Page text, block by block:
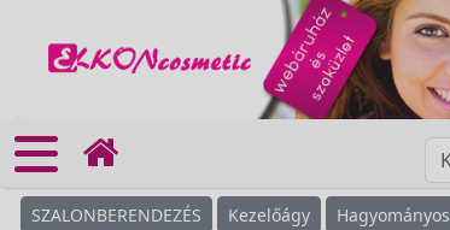
SZALONBERENDEZÉS Kezelőágy Hagyományos